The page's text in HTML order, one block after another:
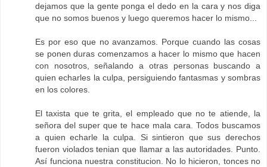
dejamos que la gente ponga el dedo en la cara y nos diga
que no somos buenos y luego queremos hacer lo mismo...
Es por eso que no avanzamos. Porque cuando las cosas
se ponen duras comenzamos a hacer lo mismo que hacen
con nosotros, señalando a otras personas buscando a
quien echarles la culpa, persiguiendo fantasmas y sombras
en los colores.
El taxista que te grita, el empleado que no te atiende, la
señora del super que te hace mala cara. Todos buscamos
a quien echarle la culpa. Si sintieron que sus derechos
fueron violados tenian que llamar a las autoridades. Punto.
Así funciona nuestra constitucion. No lo hicieron, tonces no